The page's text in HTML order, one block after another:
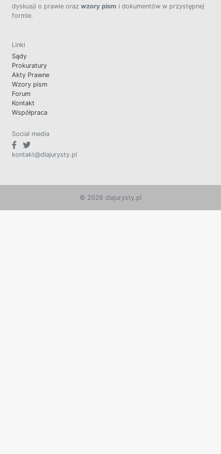
dyskusji o prawie oraz wzory pism i dokumentów w przystępnej
formie.
Linki
Sądy
Prokuratury
Akty Prawne
Wzory pism
Forum
Kontakt
Współpraca
Social media
kontakt@dlajurysty.pl
© 2026 dlajurysty.pl